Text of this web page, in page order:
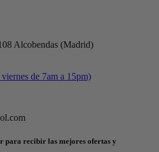
Alcobendas (Madrid)
de 7am a 15pm)
para recibir las mejores ofertas y